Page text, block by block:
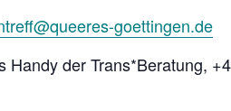
goettingen.de
Handy der Trans*Beratung,